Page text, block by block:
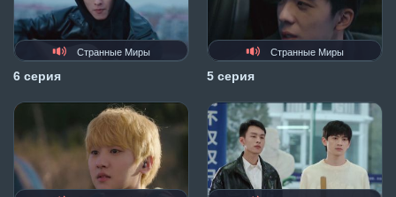
Странные Миры
6 серия
Странные Миры
5 серия